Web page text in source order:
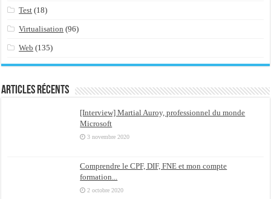
Test (18)
Virtualisation (96)
Web (135)
Articles récents
[Interview] Martial Auroy, professionnel du monde
Microsoft
3 novembre 2020
Comprendre le CPF, DIF, FNE et mon compte
formation...
2 octobre 2020